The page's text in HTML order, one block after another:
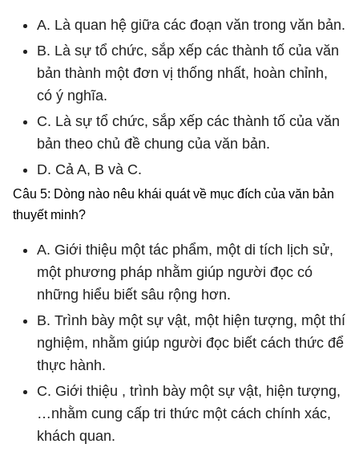
A. Là quan hệ giữa các đoạn văn trong văn bản.
B. Là sự tổ chức, sắp xếp các thành tố của văn
bản thành một đơn vị thống nhất, hoàn chỉnh,
có ý nghĩa.
C. Là sự tổ chức, sắp xếp các thành tố của văn
bản theo chủ đề chung của văn bản.
D. Cả A, B và C.
Câu 5: Dòng nào nêu khái quát về mục đích của văn bản
thuyết minh?
A. Giới thiệu một tác phẩm, một di tích lịch sử,
một phương pháp nhằm giúp người đọc có
những hiểu biết sâu rộng hơn.
B. Trình bày một sự vật, một hiện tượng, một thí
nghiệm, nhằm giúp người đọc biết cách thức để
thực hành.
C. Giới thiệu , trình bày một sự vật, hiện tượng,
…nhằm cung cấp tri thức một cách chính xác,
khách quan.